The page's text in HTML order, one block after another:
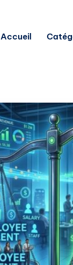
Accueil